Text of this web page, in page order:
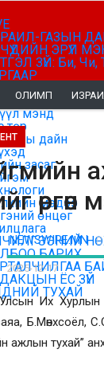
ГАЗЫН
ЭРҮҮЛ
ЗҮЙ: Би, Чи,
2024
агаар
мэнд
төр
дайн
засаг
мэдээ
өнцөг
БАРИХ
ЁС ЗҮЙ
ТУХАЙ
ОЛИМП
NEWSWIRE.MN
2025-12-17
Их Хурлын
Б.Мөнхсоёл,
ажлын тухай”